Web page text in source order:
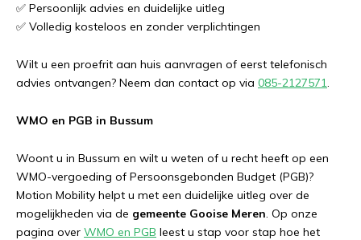
✅ Persoonlijk advies en duidelijke uitleg
✅ Volledig kosteloos en zonder verplichtingen
Wilt u een proefrit aan huis aanvragen of eerst telefonisch
advies ontvangen? Neem dan contact op via 085-2127571.
WMO en PGB in Bussum
Woont u in Bussum en wilt u weten of u recht heeft op een
WMO-vergoeding of Persoonsgebonden Budget (PGB)?
Motion Mobility helpt u met een duidelijke uitleg over de
mogelijkheden via de gemeente Gooise Meren. Op onze
pagina over WMO en PGB leest u stap voor stap hoe het